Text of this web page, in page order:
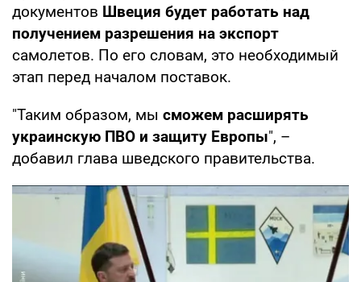
документов Швеция будет работать над
получением разрешения на экспорт
самолетов. По его словам, это необходимый
этап перед началом поставок.
"Таким образом, мы сможем расширять
украинскую ПВО и защиту Европы", –
добавил глава шведского правительства.